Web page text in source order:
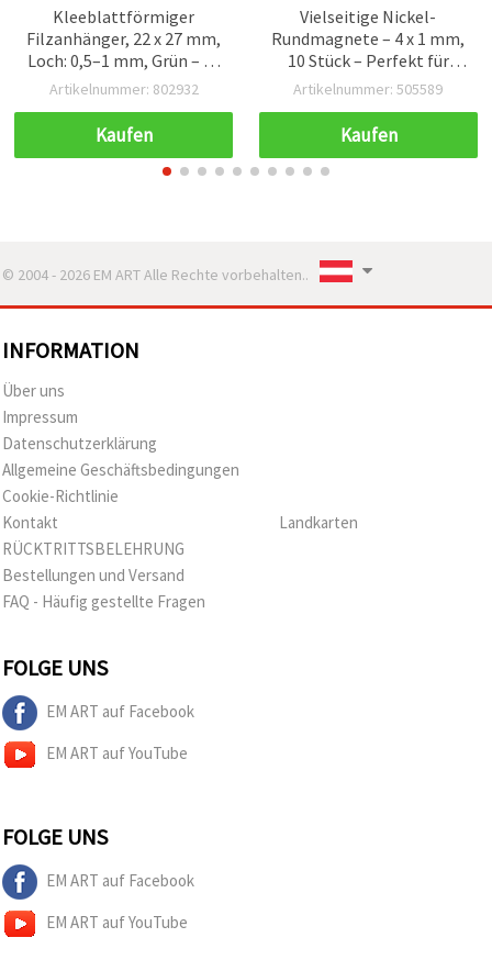
Kleeblattförmiger
Filzanhänger, 22 x 27 mm,
Loch: 0,5–1 mm, Grün – 10
Stück
Artikelnummer: 802932
Kaufen
Vielseitige Nickel-
Rundmagnete – 4 x 1 mm,
10 Stück – Perfekt für
kreative Bastelprojekte,
Artikelnummer: 505589
Kaufen
© 2004 - 2026 EM ART Alle Rechte vorbehalten..
INFORMATION
Über uns
Impressum
Datenschutzerklärung
Allgemeine Geschäftsbedingungen
Cookie-Richtlinie
Kontakt
RÜCKTRITTSBELEHRUNG
Bestellungen und Versand
FAQ - Häufig gestellte Fragen
Landkarten
FOLGE UNS
EM ART auf Facebook
EM ART auf YouTube
FOLGE UNS
EM ART auf Facebook
EM ART auf YouTube